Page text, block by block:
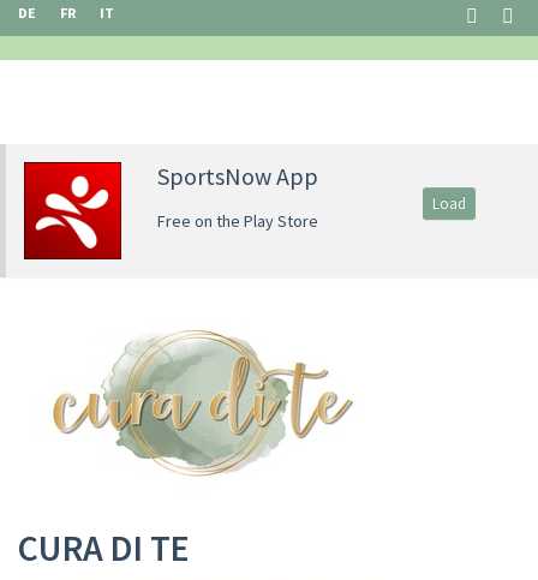
DE FR IT
SportsNow App
Free on the Play Store
Load
CURA DI TE